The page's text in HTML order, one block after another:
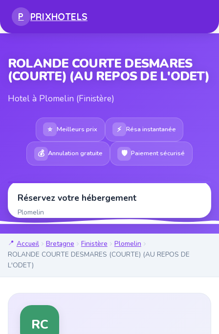
P PRIXHOTELS
ROLANDE COURTE DESMARES
(COURTE) (AU REPOS DE L'ODET)
Hotel à Plomelin (Finistère)
⭐ Meilleurs prix ⚡ Résa instantanée
💰 Annulation gratuite 🛡 Paiement sécurisé
Réservez votre hébergement
Plomelin
Accueil Bretagne Finistère
Plomelin
ROLANDE COURTE DESMARES (COURTE) (AU REPOS DE
L'ODET)
RC